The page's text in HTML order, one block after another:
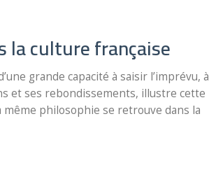
la culture française
grande capacité à saisir l’imprévu, à
et ses rebondissements, illustre cette
même philosophie se retrouve dans la